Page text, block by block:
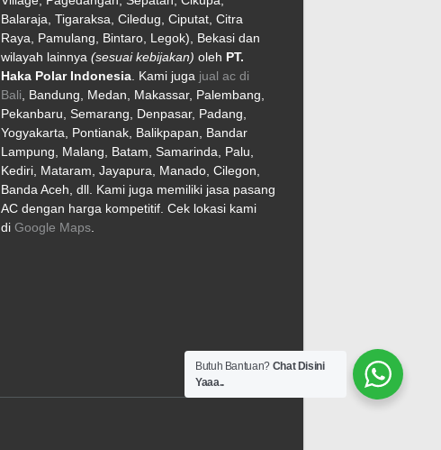
Balaraja, Tigaraksa, Ciledug, Ciputat, Citra
Raya, Pamulang, Bintaro, Legok), Bekasi dan
wilayah lainnya (sesuai kebijakan) oleh PT.
Haka Polar Indonesia . Kami juga jual ac di
Bali , Bandung, Medan, Makassar, Palembang,
Pekanbaru, Semarang, Denpasar, Padang,
Yogyakarta, Pontianak, Balikpapan, Bandar
Lampung, Malang, Batam, Samarinda, Palu,
Kediri, Mataram, Jayapura, Manado, Cilegon,
Banda Aceh, dll. Kami juga memiliki jasa pasang
AC dengan harga kompetitif. Cek lokasi kami
di Google Maps
Butuh Bantuan? Chat Disini
Yaaa..